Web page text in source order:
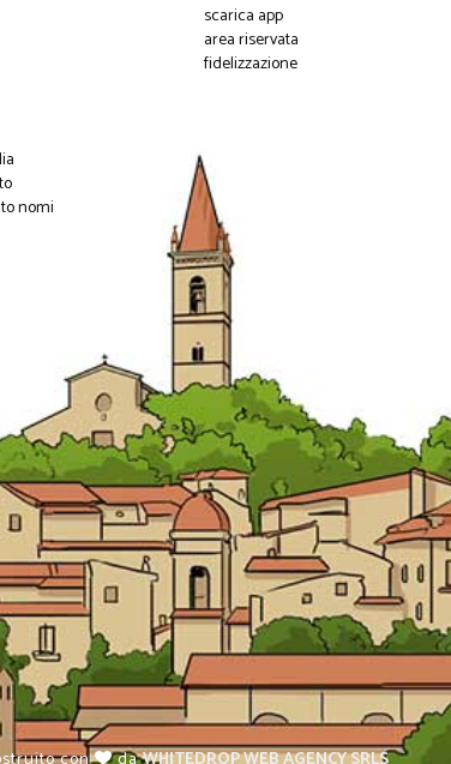
nomi
scarica app
area riservata
fidelizzazione